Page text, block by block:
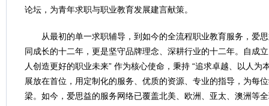
论坛，为青年求职与职业教育发展建言献策。
从最初的单一求职辅导，到如今的全流程职业教育服务，爱
同成长的十二年，更是坚守品牌理念、深耕行业的十二年。自成
人创造更好的职业未来” 作为核心使命，秉持 “追求卓越、以人为
展放在首位，用定制化的服务、优质的资源、专业的指导，为每
梁。如今，爱思益的服务网络已覆盖北美、欧洲、亚太、澳洲等